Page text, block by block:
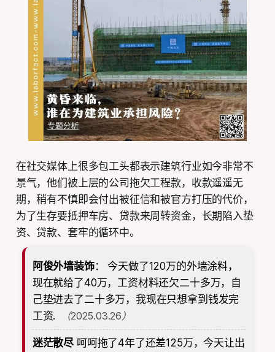
在社交媒体上很多包工头都表示建筑行业如今非常不
景气，他们被上层的公司拖欠工程款，收款遥遥无
期，稍有不慎即会付出被征信和被官方打压的代价，
为了生存要抵押车房、贷款来周转资金，长期陷入垫
资、贷款、套牢的循环中。
阿俊外墙装饰：今天做了120万的外墙涂料，
现在就给了40万，工资材料还欠二十多万，自
己垫进去了二十多万，我现在只想拿到钱发完
工资.
（2025.03.26）
迷茫散尽 呵呵拖了4年了还差125万，今天让出